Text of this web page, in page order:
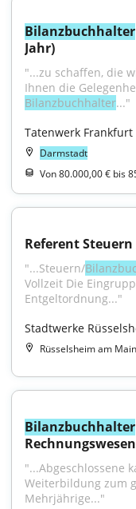
Bilanzbuchhalter
Jahr)
"...zu schaffen, die
Bilanzbuchhalter..."
Tatenwerk Frankfurt
Darmstadt
Von 80.000,00 € bis
Referent
"...Steuern/
Vollzeit Die
Entgeltordnung..."
Stadtwerke
Rüsselsheim am
Bilanzbuchhalter
"...Abgeschlossene
Weiterbildung zum
Mehrjährige..."